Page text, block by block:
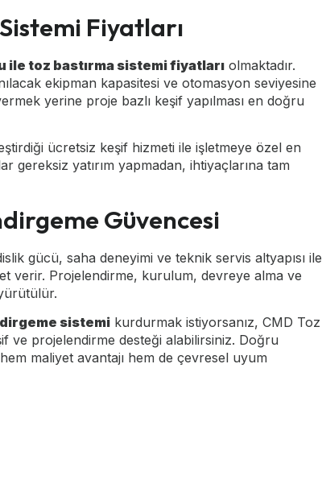
Fiyatları
ile toz bastırma sistemi fiyatları olmaktadır.
ekipman kapasitesi ve otomasyon seviyesine
yerine proje bazlı keşif yapılması en doğru
ücretsiz keşif hizmeti ile işletmeye özel en
gereksiz yatırım yapmadan, ihtiyaçlarına tam
Güvencesi
gücü, saha deneyimi ve teknik servis altyapısı ile
verir. Projelendirme, kurulum, devreye alma ve
sistemi kurdurmak istiyorsanız, CMD Toz
ve projelendirme desteği alabilirsiniz. Doğru
maliyet avantajı hem de çevresel uyum